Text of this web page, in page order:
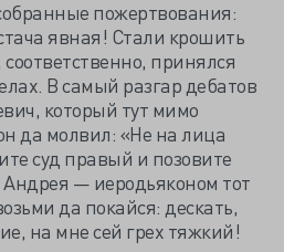
пожертвования:
явная! Стали крошить
принялся
В самый разгар дебатов
который тут мимо
да молвил: «Не на лица
суд правый и позовите
— иеродьяконом тот
да покайся: дескать,
на мне сей грех тяжкий!